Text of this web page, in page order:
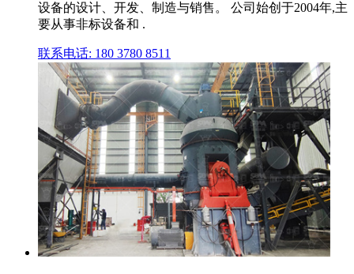
设备的设计、开发、制造与销售。 公司始创于2004年,主
要从事非标设备和 .
联系电话: 180 3780 8511